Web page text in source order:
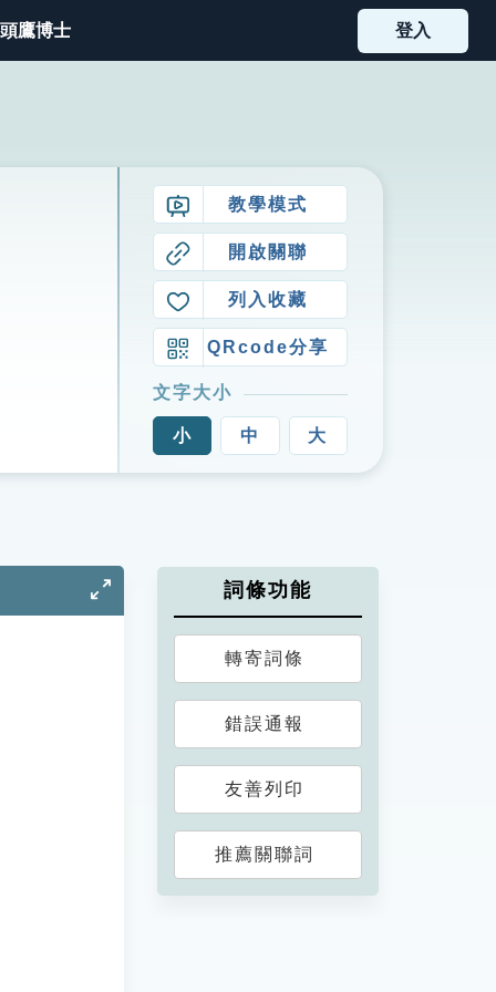
鷹博士 登入
教學模式
開啟關聯
列入收藏
QRcode分享
文字大小
小 中 大
詞條功能
轉寄詞條
錯誤通報
友善列印
推薦關聯詞